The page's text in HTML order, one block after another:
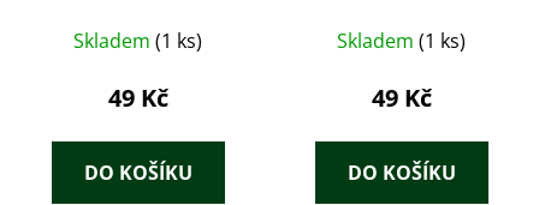
Skladem (1 ks)
49 Kč
DO KOŠÍKU
Skladem (1 ks)
49 Kč
DO KOŠÍKU